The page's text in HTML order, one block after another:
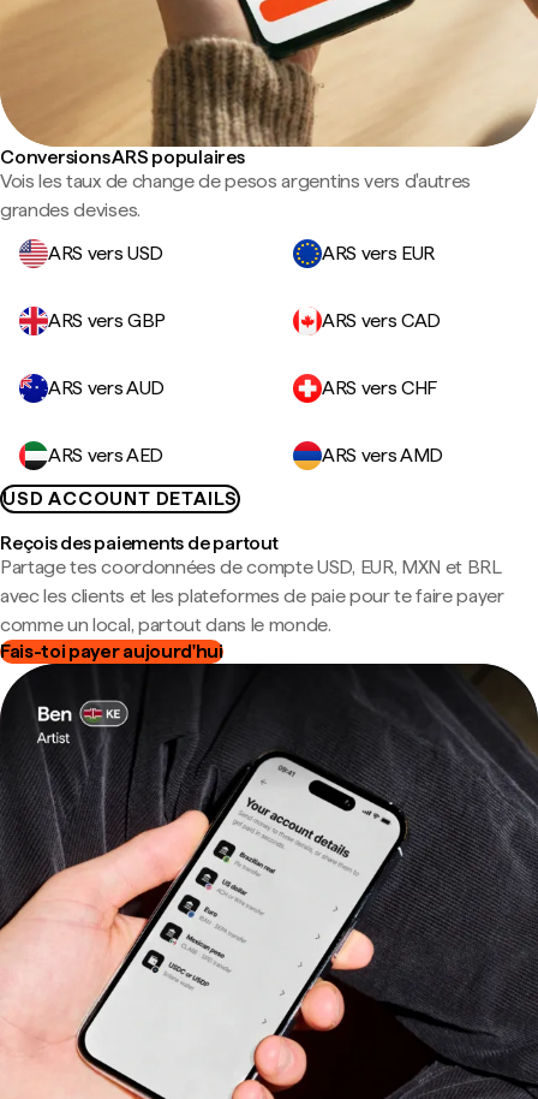
Conversions ARS populaires
Vois les taux de change de pesos argentins vers d'autres
grandes devises.
ARS vers USD
ARS vers EUR
ARS vers GBP ARS vers CAD
ARS vers AUD ARS vers CHF
ARS vers AED
ARS vers AMD
USD ACCOUNT DETAILS
Reçois des paiements de partout
Partage tes coordonnées de compte USD, EUR, MXN et BRL
avec les clients et les plateformes de paie pour te faire payer
comme un local, partout dans le monde.
Fais-toi payer aujourd'hui